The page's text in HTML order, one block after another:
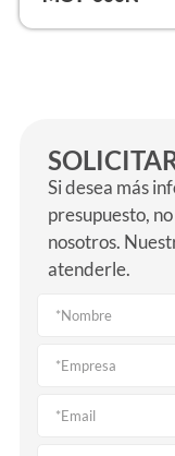
Si desea más
presupuesto,
nosotros.
atenderle.